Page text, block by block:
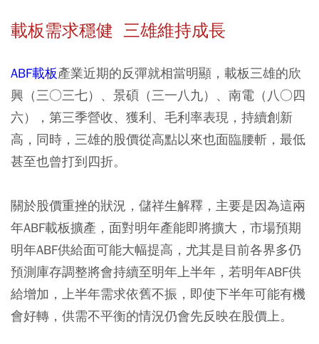
載板需求穩健 三雄維持成長
ABF載板產業近期的反彈就相當明顯，載板三雄的欣
興（三○三七）、景碩（三一八九）、南電（八○四
六），第三季營收、獲利、毛利率表現，持續創新
高，同時，三雄的股價從高點以來也面臨腰斬，最低
甚至也曾打到四折。
關於股價重挫的狀況，儲祥生解釋，主要是因為這兩
年ABF載板擴產，面對明年產能即將擴大，市場預期
明年ABF供給面可能大幅提高，尤其是目前各界多仍
預測庫存調整將會持續至明年上半年，若明年ABF供
給增加，上半年需求依舊不振，即使下半年可能有機
會好轉，供需不平衡的情況仍會先反映在股價上。